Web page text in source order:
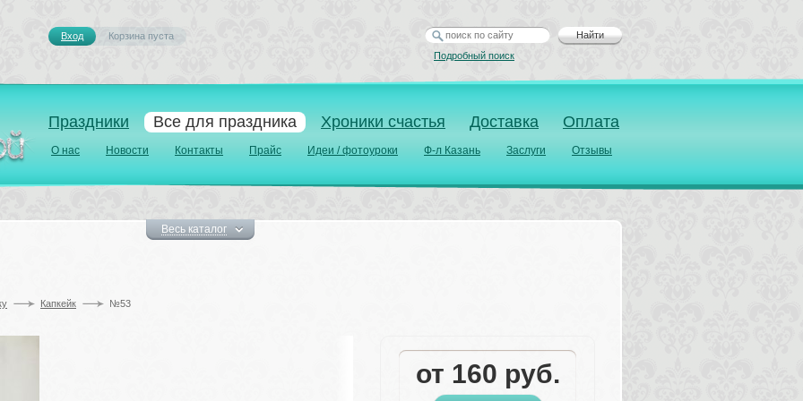
Праздники Все для праздника Хроники счастья Доставка Оплата
О нас Новости Контакты Прайс Идеи / фотоуроки Ф-л Казань Заслуги Отзывы
Вход Корзина пуста
Найти
Подробный поиск
Весь каталог
Капкейк №53
от 160 руб.